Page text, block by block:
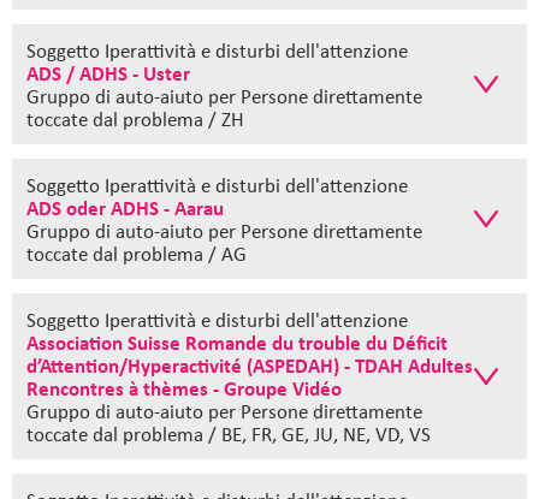
Soggetto Iperattività e disturbi dell'attenzione
ADS / ADHS - Uster
Gruppo di auto-aiuto per Persone direttamente
toccate dal problema / ZH
Soggetto Iperattività e disturbi dell'attenzione
ADS oder ADHS - Aarau
Gruppo di auto-aiuto per Persone direttamente
toccate dal problema / AG
Soggetto Iperattività e disturbi dell'attenzione
Association Suisse Romande du trouble du Déficit
d’Attention/Hyperactivité (ASPEDAH) - TDAH Adultes
Rencontres à thèmes - Groupe Vidéo
Gruppo di auto-aiuto per Persone direttamente
toccate dal problema / BE, FR, GE, JU, NE, VD, VS